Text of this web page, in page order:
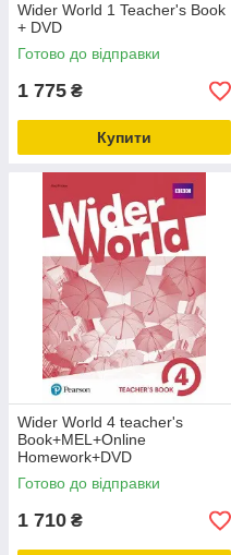
Wider World 1 Teacher's Book
+ DVD
Готово до відправки
1 775 ₴
Купити
Wider World 4 teacher's
Book+MEL+Online
Homework+DVD
Готово до відправки
1 710 ₴